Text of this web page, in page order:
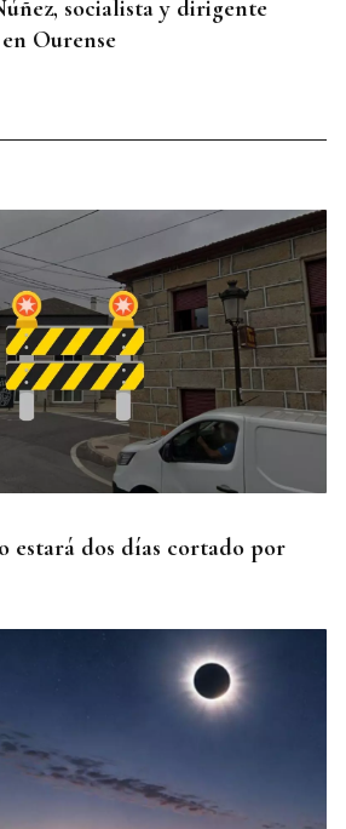
socialista y dirigente
Ourense
entre dos coches en la
de Outariz
estará dos días cortado por